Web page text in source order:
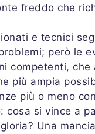
freddo che
e tecnici
però le
competenti,
più ampia
più o meno
cosa si vince a
Una